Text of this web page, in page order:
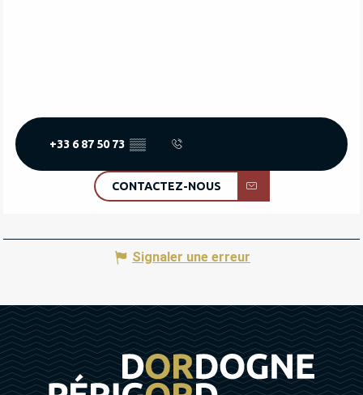
+33 6 87 50 73 ▒▒
CONTACTEZ-NOUS
Signaler une erreur